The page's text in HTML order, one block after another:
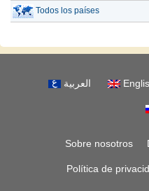
Todos los países
العربية
Sobre nosotros
Política de